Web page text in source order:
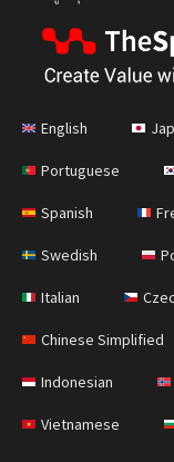
English
Portuguese
Spanish
Swedish
Italian
Chinese Simplified
Indonesian
Vietnamese